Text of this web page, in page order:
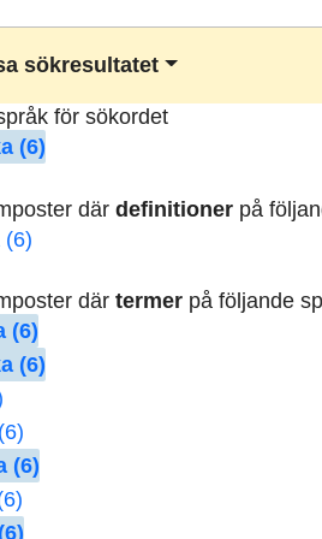
sökresultatet
för sökordet
(6)
därdefinitioner på
(6)
därtermer på följande
(6)
(6)
(6)